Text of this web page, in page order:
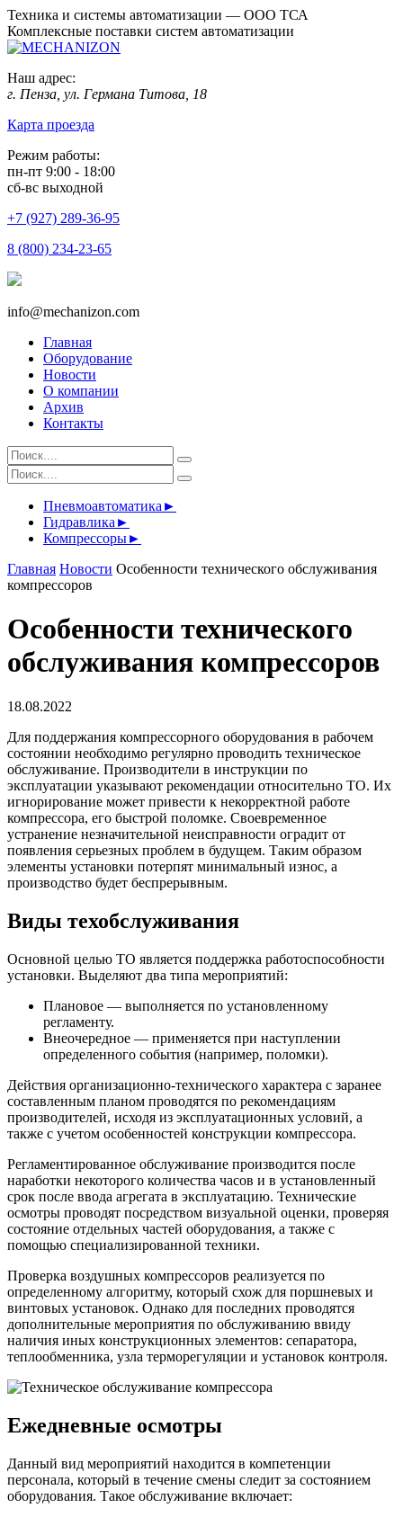
Техника и системы автоматизации — ООО ТСА
Комплексные поставки систем автоматизации
Наш адрес:
г. Пенза, ул. Германа Титова, 18
Карта проезда
Режим работы:
пн-пт 9:00 - 18:00
сб-вс выходной
+7 (927) 289-36-95
8 (800) 234-23-65
info@mechanizon.com
Главная
Оборудование
Новости
О компании
Архив
Контакты
Пневмоавтоматика ►
Гидравлика ►
Компрессоры►
Главная Новости Особенности технического обслуживания
компрессоров
Особенности технического
обслуживания компрессоров
18.08.2022
Для поддержания компрессорного оборудования в рабочем
состоянии необходимо регулярно проводить техническое
обслуживание. Производители в инструкции по
эксплуатации указывают рекомендации относительно ТО. Их
игнорирование может привести к некорректной работе
компрессора, его быстрой поломке. Своевременное
устранение незначительной неисправности оградит от
появления серьезных проблем в будущем. Таким образом
элементы установки потерпят минимальный износ, а
производство будет беспрерывным.
Виды техобслуживания
Основной целью ТО является поддержка работоспособности
установки. Выделяют два типа мероприятий:
Плановое — выполняется по установленному
регламенту.
Внеочередное — применяется при наступлении
определенного события (например, поломки).
Действия организационно-технического характера с заранее
составленным планом проводятся по рекомендациям
производителей, исходя из эксплуатационных условий, а
также с учетом особенностей конструкции компрессора.
Регламентированное обслуживание производится после
наработки некоторого количества часов и в установленный
срок после ввода агрегата в эксплуатацию. Технические
осмотры проводят посредством визуальной оценки, проверяя
состояние отдельных частей оборудования, а также с
помощью специализированной техники.
Проверка воздушных компрессоров реализуется по
определенному алгоритму, который схож для поршневых и
винтовых установок. Однако для последних проводятся
дополнительные мероприятия по обслуживанию ввиду
наличия иных конструкционных элементов: сепаратора,
теплообменника, узла терморегуляции и установок контроля.
Ежедневные осмотры
Данный вид мероприятий находится в компетенции
персонала, который в течение смены следит за состоянием
оборудования. Такое обслуживание включает: